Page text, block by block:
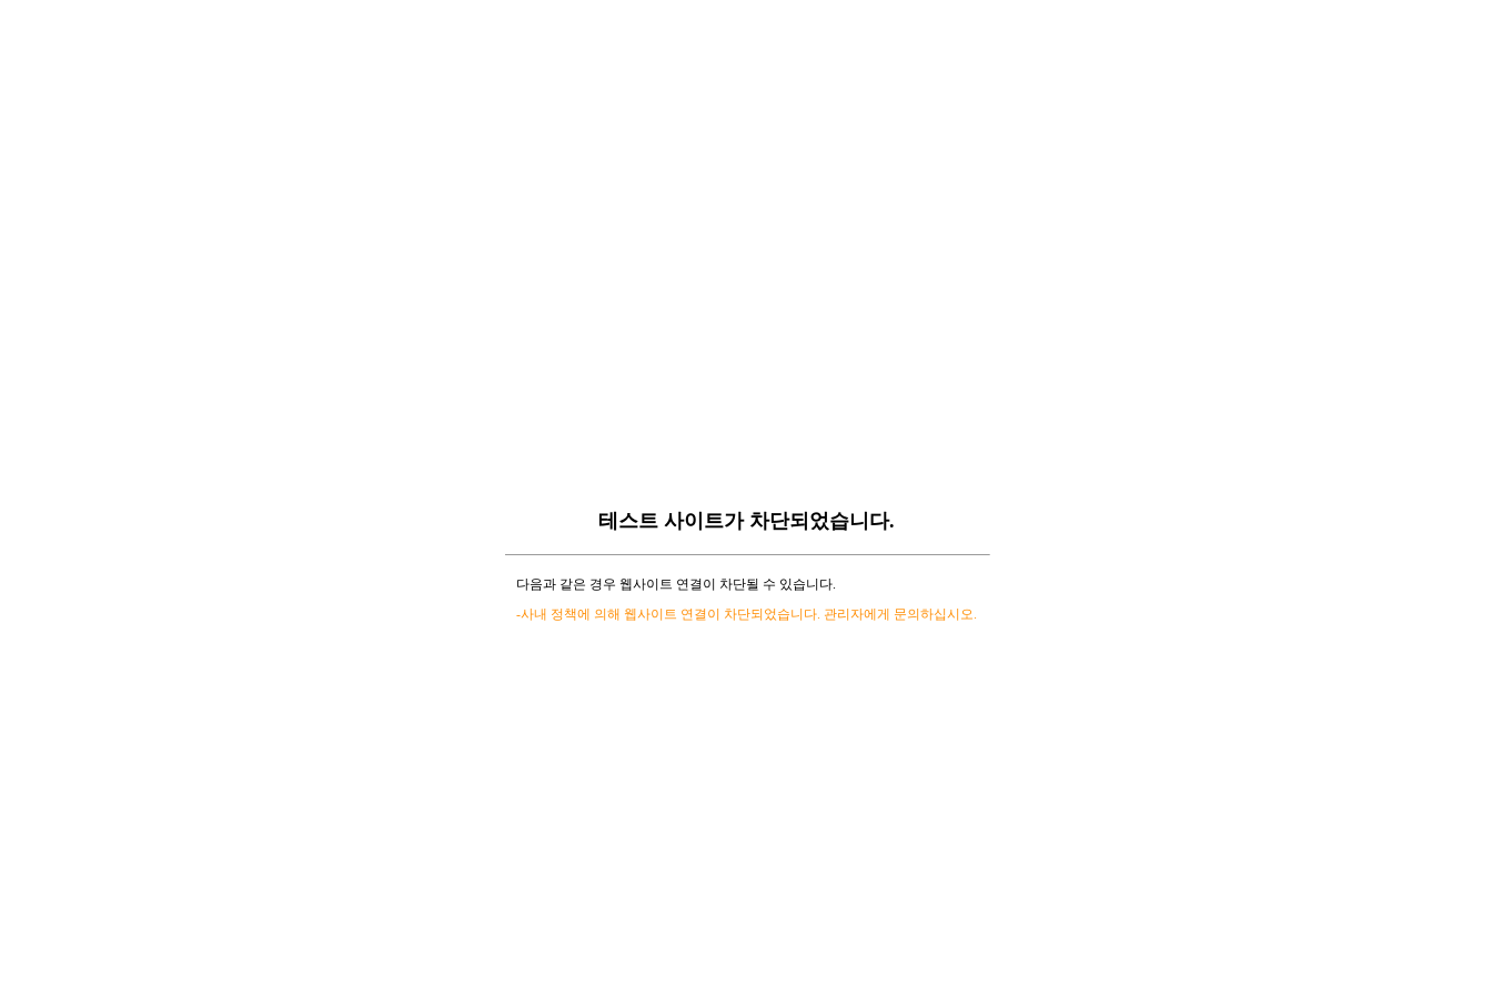
테스트 사이트가 차단되었습니다.
다음과 같은 경우 웹사이트 연결이 차단될 수 있습니다.
-사내 정책에 의해 웹사이트 연결이 차단되었습니다. 관리자에게 문의하십시오.